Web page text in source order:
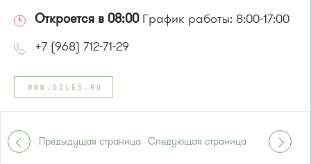
Откроется в 08:00График работы: 8:00-17:00
+7 (968) 712-71-29
WWW.BILES.RU
Предыдущая страница Следующая страница